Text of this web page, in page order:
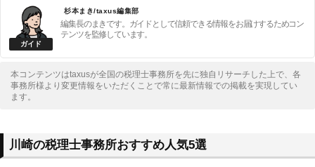
杉本まき/taxus編集部
編集長のまきです。ガイドとして信頼できる情報をお届けするためコン
テンツを監修しています。
本コンテンツはtaxusが全国の税理士事務所を先に独自リサーチした上で、各
事務所様より変更情報をいただくことで常に最新情報での掲載を実現してい
ます。
川崎の税理士事務所おすすめ人気5選